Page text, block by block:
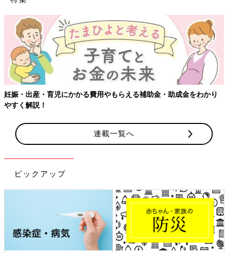
・育児にかかる費用やもらえる補助金・助成金をわかり
！
【ワク
連載一覧へ
ピックアップ